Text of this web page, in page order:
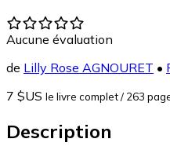
Aucune évaluation
de Lilly Rose AGNOURET •
7 $US le livre complet/ 263
Description